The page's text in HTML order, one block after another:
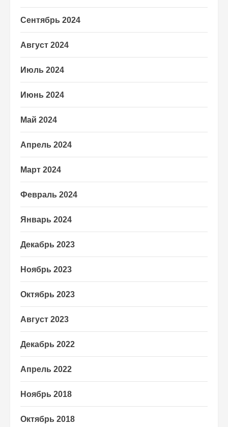
Сентябрь 2024
Август 2024
Июль 2024
Июнь 2024
Май 2024
Апрель 2024
Март 2024
Февраль 2024
Январь 2024
Декабрь 2023
Ноябрь 2023
Октябрь 2023
Август 2023
Декабрь 2022
Апрель 2022
Ноябрь 2018
Октябрь 2018